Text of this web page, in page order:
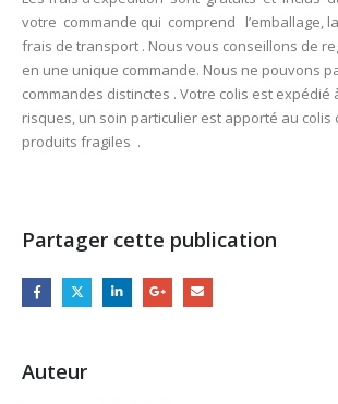
votre commande qui comprend l’emballage,
frais de transport . Nous vous conseillons de
en une unique commande. Nous ne pouvons
commandes distinctes . Votre colis est expédié
risques, un soin particulier est apporté au colis
produits fragiles .
Partager cette publication
Auteur